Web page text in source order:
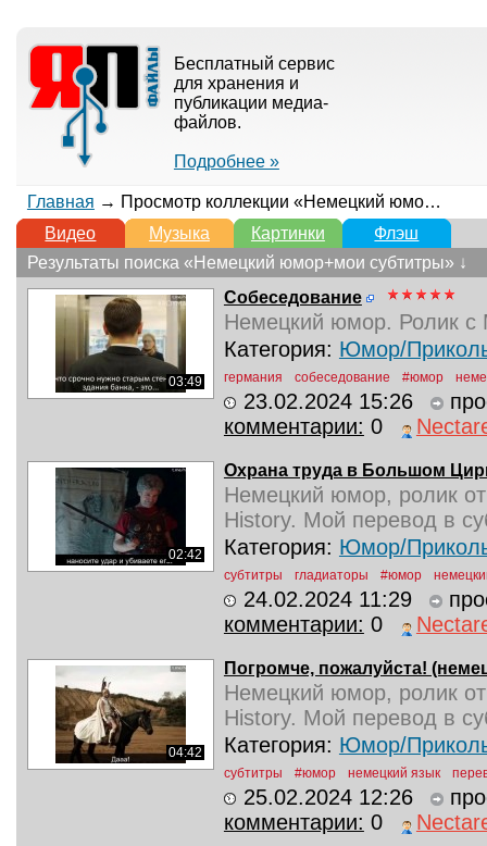
Бесплатный сервис
для хранения и
публикации медиа-
файлов.
Подробнее »
Главная → Просмотр коллекции «Немецкий юмор+мои субтитры»
Видео
Музыка Картинки
Флэш
Результаты поиска «Немецкий юмор+мои субтитры» ↓
03:49
Собеседование
Немецкий юмор. Ролик с
Категория: Юмор/
германия собеседование #юмор
23.02.2024 15:26
комментарии: 0
02:42
Охрана труда в Большом
Немецкий юмор, ролик
History. Мой перевод в
Категория: Юмор/
субтитры гладиаторы #юмор
24.02.2024 11:29
комментарии: 0
04:42
Погромче, пожалуйста!
Немецкий юмор, ролик
History. Мой перевод в
Категория: Юмор/
субтитры #юмор немецкий язык
25.02.2024 12:26
комментарии: 0